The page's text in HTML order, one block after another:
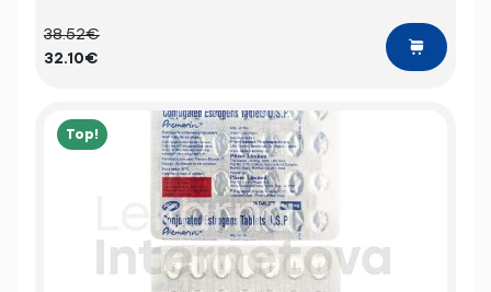
38.52€
32.10€
Top!